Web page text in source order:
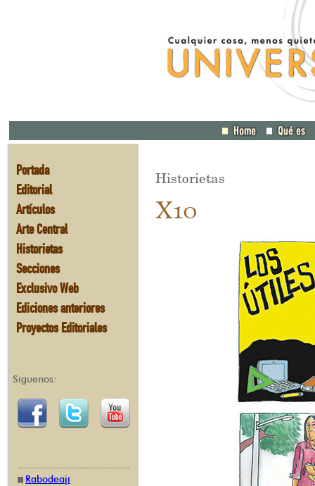
Portada
Editorial
Artículos
Arte Central
Historietas
Secciones
Exclusivo Web
Ediciones anteriores
Proyectos Editoriales
Síguenos:
Rabodeají
Historietas
X10